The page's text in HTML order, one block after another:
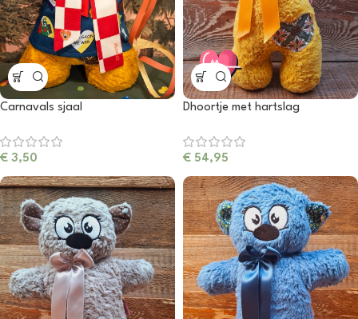
Carnavals sjaal
€ 3,50
Dhoortje met hartslag
€ 54,95